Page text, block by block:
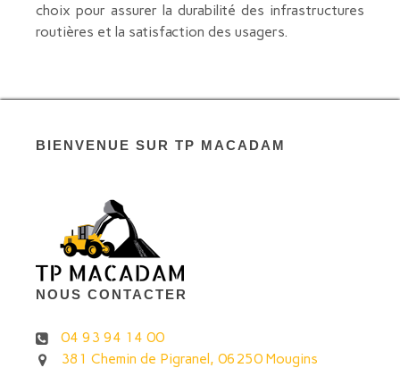
choix pour assurer la durabilité des infrastructures
routières et la satisfaction des usagers.
BIENVENUE SUR TP MACADAM
NOUS CONTACTER
04 93 94 14 00
381 Chemin de Pigranel, 06250 Mougins